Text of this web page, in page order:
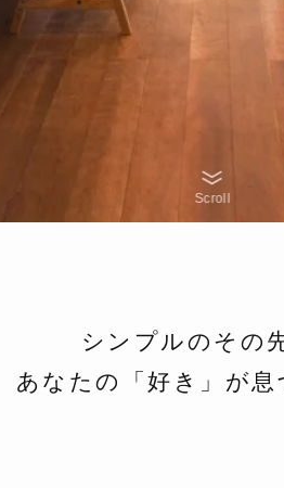
Scroll
シンプルのその
あなたの「好き」が息